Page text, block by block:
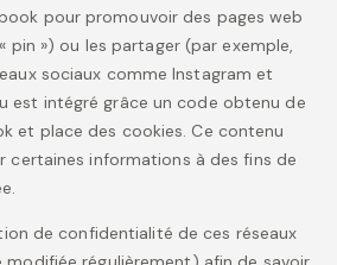
pour promouvoir des pages web
pin ») ou les partager (par exemple,
sociaux comme Instagram et
est intégré grâce un code obtenu de
et place des cookies. Ce contenu
informations à des fins de
de confidentialité de ces réseaux